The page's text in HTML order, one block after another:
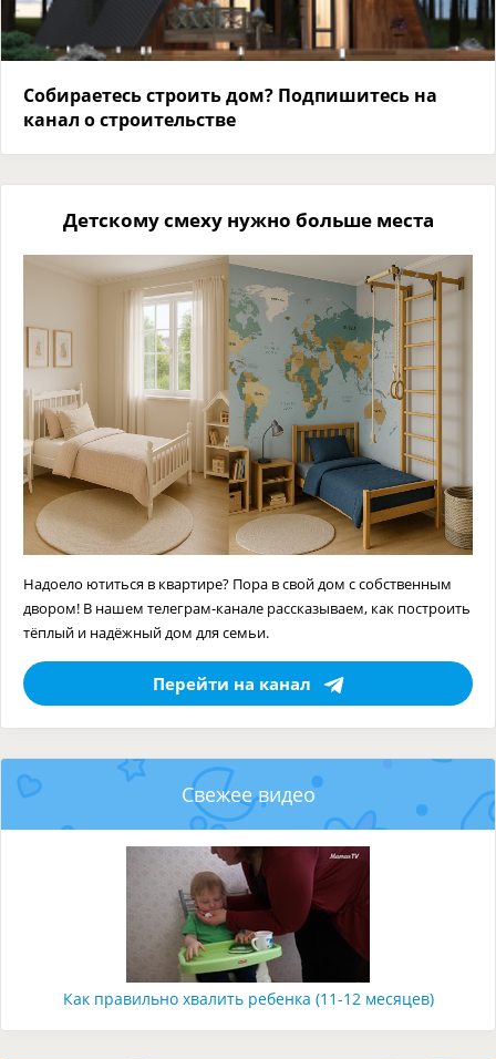
Собираетесь строить дом? Подпишитесь на
канал о строительстве
Детскому смеху нужно больше места
Надоело ютиться в квартире? Пора в свой дом с собственным
двором! В нашем телеграм-канале рассказываем, как построить
тёплый и надёжный дом для семьи.
Перейти на канал
Свежее видео
Как правильно хвалить ребенка (11-12 месяцев)